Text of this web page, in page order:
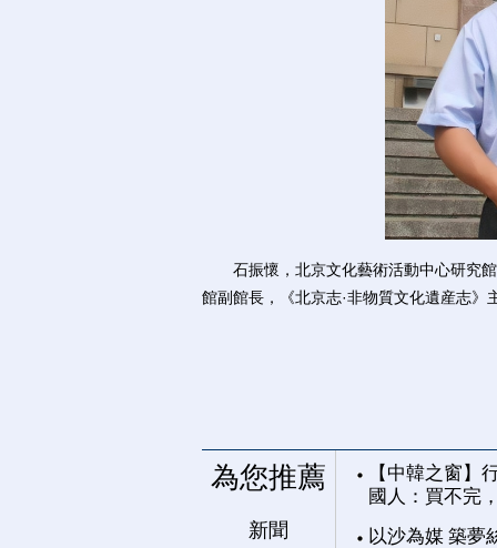
石振懷，北京文化藝術活動中心研究館
館副館長，《北京志·非物質文化遺産志
為您推薦
新聞
【中韓之窗】
國人：買不完
以沙為媒 築夢